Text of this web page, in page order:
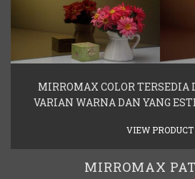
MIRROMAX COLOR TERSEDIA
VARIAN WARNA DAN YANG
VIEW PRODUCT
MIRROMAX